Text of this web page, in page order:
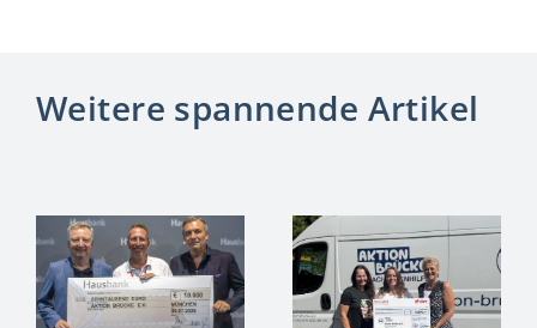
Weitere spannende Artikel